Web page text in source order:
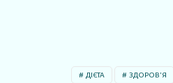
ДІЄТА ЗДОРОВ'Я